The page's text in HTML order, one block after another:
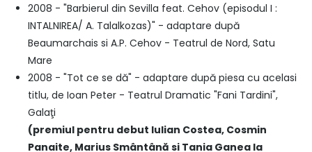
2008 - "Barbierul din Sevilla feat. Cehov (episodul I :
INTALNIREA/ A. Talalkozas)" - adaptare după
Beaumarchais si A.P. Cehov - Teatrul de Nord, Satu
Mare
2008 - "Tot ce se dă" - adaptare după piesa cu acelasi
titlu, de Ioan Peter - Teatrul Dramatic "Fani Tardini",
Galaţi
(premiul pentru debut Iulian Costea, Cosmin
Panaite, Marius Smântână si Tania Ganea la